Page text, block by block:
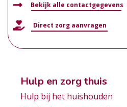
Bekijk alle contactgegevens
Direct zorg aanvragen
Hulp en zorg thuis
Hulp bij het huishouden